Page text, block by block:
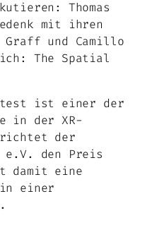
Thomas
mit ihren
Graff und Camillo
The Spatial
ist einer der
in der XR-
richtet der
e.V. den Preis
damit eine
einer